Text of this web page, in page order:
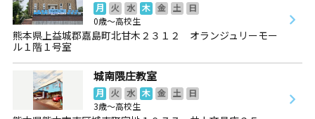
月 火 水 木 金 土
日
0歳～高校生
熊本県上益城郡嘉島町北甘木２３１２ オランジュリーモー
ル１階１号室
城南隈庄教室
月 火 水 木 金 土
日
3歳～高校生